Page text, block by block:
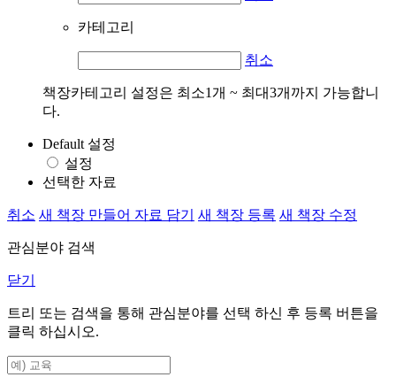
카테고리
취소
책장카테고리 설정은 최소1개 ~ 최대3개까지 가능합니
다.
Default 설정
설정
선택한 자료
취소 새 책장 만들어 자료 담기 새 책장 등록 새 책장 수정
관심분야 검색
닫기
트리 또는 검색을 통해 관심분야를 선택 하신 후 등록 버튼을
클릭 하십시오.